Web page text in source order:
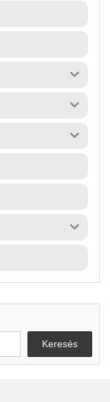
Keresés